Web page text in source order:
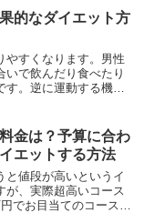
口コミ付き。
的なダイエット方
やすくなります。男性
いで飲んだり食べたり
。逆に運動する機会
金は？予算に合わ
エットする方法
と値段が高いというイ
が、実際超高いコース
でお目当てのコースを